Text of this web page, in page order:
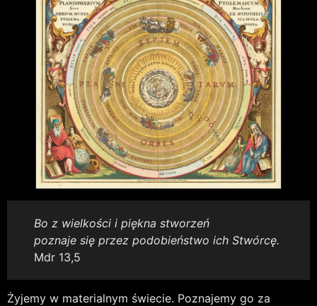
Bo z wielkości i piękna stworzeń
poznaje się przez podobieństwo ich Stwórcę.
Mdr 13,5
Żyjemy w materialnym świecie. Poznajemy go za